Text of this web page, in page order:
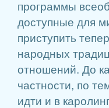
программы
доступные для
приступить
народных
отношений. До
частности, по
идти и в